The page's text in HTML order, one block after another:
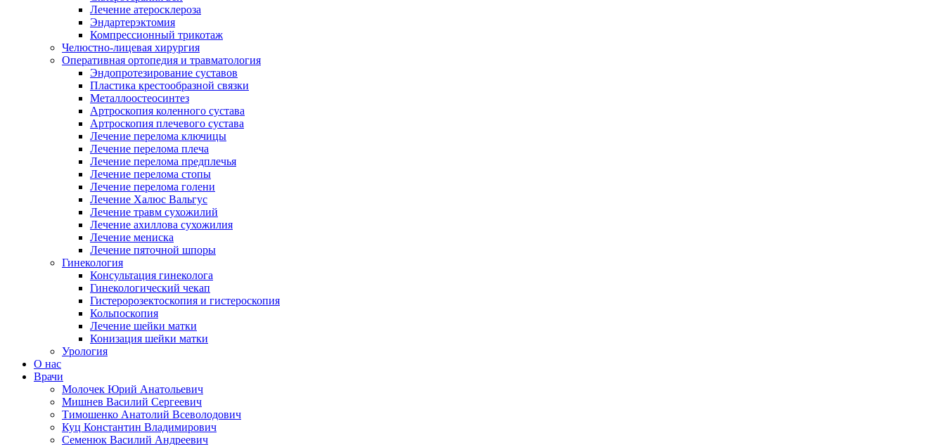
Лечение атеросклероза
Эндартерэктомия
Компрессионный трикотаж
Челюстно-лицевая хирургия
Оперативная ортопедия и травматология
Эндопротезирование суставов
Пластика крестообразной связки
Металлоостеосинтез
Артроскопия коленного сустава
Артроскопия плечевого сустава
Лечение перелома ключицы
Лечение перелома плеча
Лечение перелома предплечья
Лечение перелома стопы
Лечение перелома голени
Лечение Халюс Вальгус
Лечение травм сухожилий
Лечение ахиллова сухожилия
Лечение мениска
Лечение пяточной шпоры
Гинекология
Консультация гинеколога
Гинекологический чекап
Гистеророзектоскопия и гистероскопия
Кольпоскопия
Лечение шейки матки
Конизация шейки матки
Урология
О нас
Врачи
Молочек Юрий Анатольевич
Мишнев Василий Сергеевич
Тимошенко Анатолий Всеволодович
Куц Константин Владимирович
Семенюк Василий Андреевич